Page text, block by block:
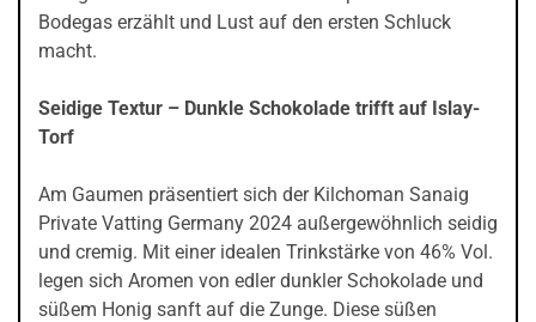
Bodegas erzählt und Lust auf den ersten Schluck
macht.
Seidige Textur – Dunkle Schokolade trifft auf Islay-
Torf
Am Gaumen präsentiert sich der Kilchoman Sanaig
Private Vatting Germany 2024 außergewöhnlich seidig
und cremig. Mit einer idealen Trinkstärke von 46% Vol.
legen sich Aromen von edler dunkler Schokolade und
süßem Honig sanft auf die Zunge. Diese süßen